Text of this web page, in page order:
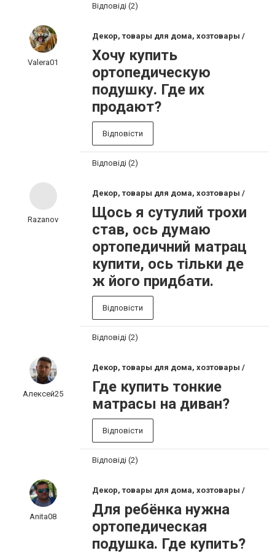
Відповіді (2)
Valera01
Декор, товары для дома, хозтовары /
Хочу купить
ортопедическую
подушку. Где их
продают?
Відповісти
Відповіді (2)
Razanov
Декор, товары для дома, хозтовары /
Щось я сутулий трохи
став, ось думаю
ортопедичний матрац
купити, ось тільки де
ж його придбати.
Відповісти
Відповіді (2)
Алексей25
Декор, товары для дома, хозтовары /
Где купить тонкие
матрасы на диван?
Відповісти
Відповіді (2)
Anita08
Декор, товары для дома, хозтовары /
Для ребёнка нужна
ортопедическая
подушка. Где купить?